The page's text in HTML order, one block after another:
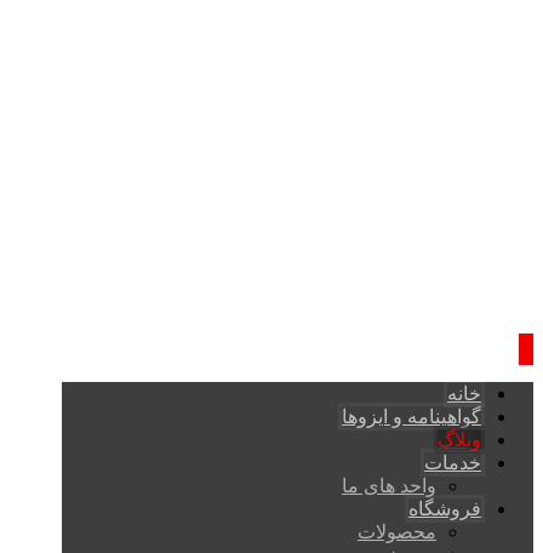
خانه
گواهینامه و ایزوها
وبلاگ
خدمات
واحد های ما
فروشگاه
محصولات